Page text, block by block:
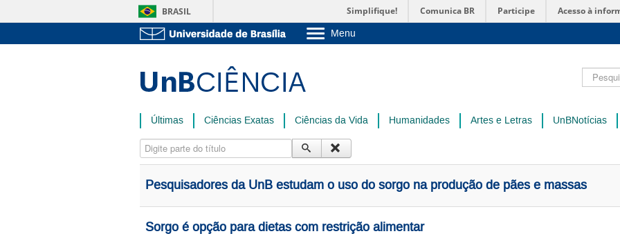
BRASIL Simplifique! Comunica BR Participe Acesso à
Menu
Administração
Últimas Ciências Exatas Ciências da Vida Humanidades Artes e Letras UnBNotícias
Digite parte do título
Pesquisadores da UnB estudam o uso do sorgo na produção de pães e massas
Sorgo é opção para dietas com restrição alimentar